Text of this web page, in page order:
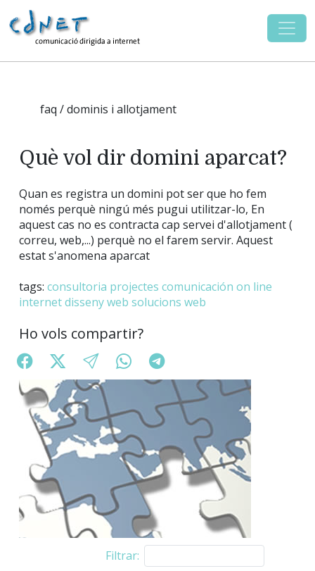
faq / dominis i allotjament
Què vol dir domini aparcat?
Quan es registra un domini pot ser que ho fem
només perquè ningú més pugui utilitzar-lo, En
aquest cas no es contracta cap servei d'allotjament (
correu, web,...) perquè no el farem servir. Aquest
estat s'anomena aparcat
tags: consultoria projectes comunicación on line
internetdisseny web solucions web
Ho vols compartir?
Filtrar: